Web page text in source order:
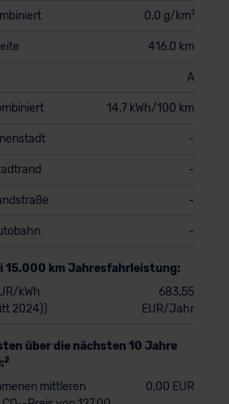
0,0 g/km1
416,0 km
A
14,7 kWh/100 km
-
-
-
-
15.000 km Jahresfahrleistung:
kWh
2024))
683,55
EUR/Jahr
über die nächsten 10 Jahre
2
mittleren
0,00 EUR